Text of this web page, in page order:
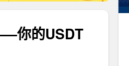
你的USDT